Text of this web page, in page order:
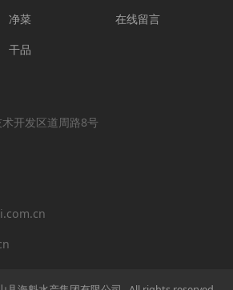
净菜
干品
在线留言
开发区道周路8号